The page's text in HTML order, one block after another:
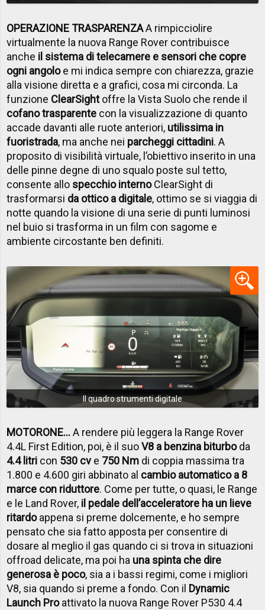
OPERAZIONE TRASPARENZAA rimpicciolire
virtualmente la nuova Range Rover contribuisce
anche il sistema di telecamere e sensori che copre
ogni angoloe mi indica sempre con chiarezza, grazie
alla visione diretta e a grafici, cosa mi circonda. La
funzione ClearSightoffre la Vista Suolo che rende il
cofano trasparente con la visualizzazione di quanto
accade davanti alle ruote anteriori, utilissima in
fuoristrada, ma anche nei parcheggi cittadini. A
proposito di visibilità virtuale, l’obiettivo inserito in una
delle pinne degne di uno squalo poste sul tetto,
consente allo specchio internoClearSight di
trasformarsi da ottico a digitale, ottimo se si viaggia di
notte quando la visione di una serie di punti luminosi
nel buio si trasforma in un film con sagome e
ambiente circostante ben definiti.
Il quadro strumenti digitale
MOTORONE...A rendere più leggera la Range Rover
4.4L First Edition, poi, è il suoV8 a benzina biturboda
4.4 litri con 530 cve 750 Nm di coppia massima tra
1.800 e 4.600 giri abbinato al cambio automatico a 8
marce con riduttore. Come per tutte, o quasi, le Range
e le Land Rover, il pedale dell’acceleratore ha un lieve
ritardoappena si preme dolcemente, e ho sempre
pensato che sia fatto apposta per consentire di
dosare al meglio il gas quando ci si trova in situazioni
offroad delicate, ma poi ha una spinta che dire
generosa è poco, sia a i bassi regimi, come i migliori
V8, sia quando si preme a fondo. Con il Dynamic
Launch Proattivato la nuova Range Rover P530 4.4